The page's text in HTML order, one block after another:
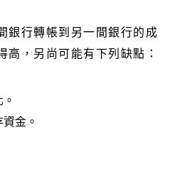
銀行轉帳到另一間銀行的成
高，另尚可能有下列缺點：
金。